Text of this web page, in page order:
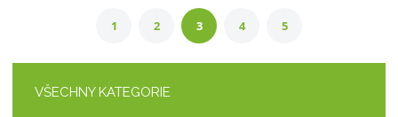
1 2 3 4 5
VŠECHNY KATEGORIE